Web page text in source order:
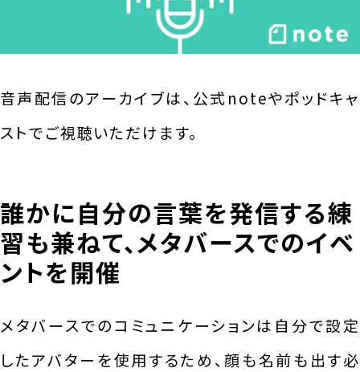
音声配信のアーカイブは、公式noteやポッドキャ
ストでご視聴いただけます。
誰かに自分の言葉を発信する練
習も兼ねて、メタバースでのイベ
ントを開催
メタバースでのコミュニケーションは自分で設定
したアバターを使用するため、顔も名前も出す必